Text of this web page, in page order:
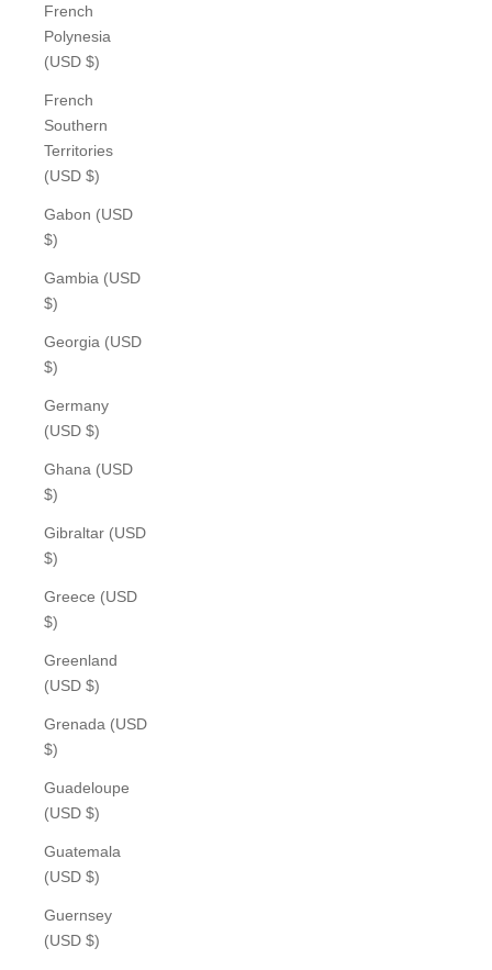
French
Polynesia
(USD $)
French
Southern
Territories
(USD $)
Gabon (USD
$)
Gambia (USD
$)
Georgia (USD
$)
Germany
(USD $)
Ghana (USD
$)
Gibraltar (USD
$)
Greece (USD
$)
Greenland
(USD $)
Grenada (USD
$)
Guadeloupe
(USD $)
Guatemala
(USD $)
Guernsey
(USD $)